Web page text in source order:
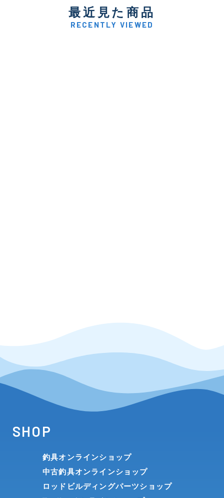
最近見た商品
RECENTLY VIEWED
SHOP
釣具オンラインショップ
中古釣具オンラインショップ
ロッドビルディングパーツショップ